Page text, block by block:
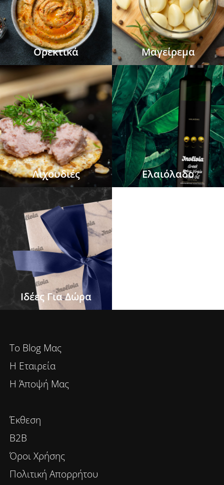
Ορεκτικά Μαγείρεμα
Λιχουδιές Ελαιόλαδο
Ιδέες Για Δώρα
To Blog Μας
Η Εταιρεία
Η Άποψή Μας
Έκθεση
B2B
Όροι Χρήσης
Πολιτική Απορρήτου